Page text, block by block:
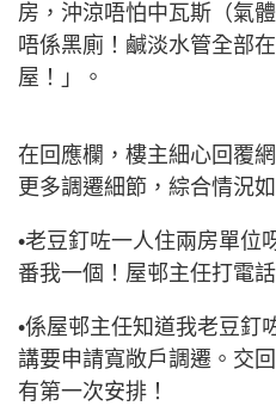
房，沖涼唔怕中瓦斯（氣
唔係黑廁！鹹淡水管全部
屋！」。
在回應欄，樓主細心回覆
更多調遷細節，綜合情況
•老豆釘咗一人住兩房單位
番我一個！屋邨主任打電
•係屋邨主任知道我老豆釘
講要申請寬敞戶調遷。交
有第一次安排！